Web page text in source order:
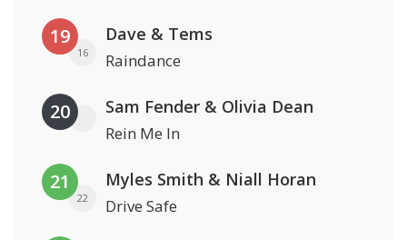
19
16
Dave & Tems
Raindance
20 Sam Fender & Olivia Dean
Rein Me In
21
22
Myles Smith & Niall Horan
Drive Safe